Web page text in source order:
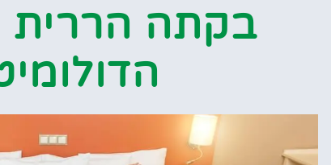
בקתה הררית